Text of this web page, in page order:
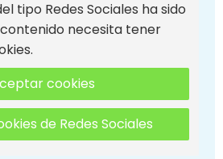
tipo Redes Sociales ha sido
necesita tener
cookies
de Redes Sociales